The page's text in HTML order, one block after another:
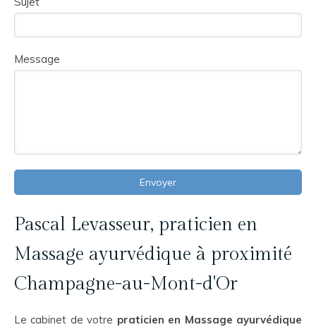
Message
Envoyer
Pascal Levasseur, praticien en
Massage ayurvédique à proximité
Champagne-au-Mont-d'Or
Le cabinet de votre praticien en Massage ayurvédique